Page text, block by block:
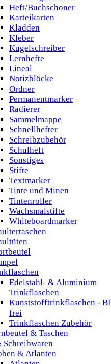
Heft/Buchschoner
Karteikarten
Kladden
Kleber
Kugelschreiber
Lernhefte
Lineal
Notizblöcke
Ordner
Permanentmarker
Radierer
Sammelmappe
Schnellhefter
Schreibzubehör
Schulheft
Sonstiges
Stifte
Textmarker
Tinte und Minen
Tintenroller
Wachsmalstifte
Whiteboardmarker
Edelstahl- & Aluminium
Trinkflaschen
Kunststofftrinkflaschen -
frei
Trinkflaschen Zubehör
& Taschen
Schreibwaren
& Atlanten